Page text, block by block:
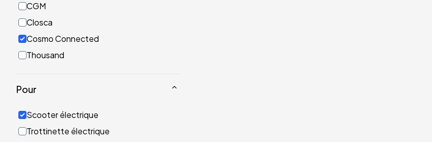
CGM
Closca
Cosmo Connected
Thousand
Pour
Scooter électrique
Trottinette électrique